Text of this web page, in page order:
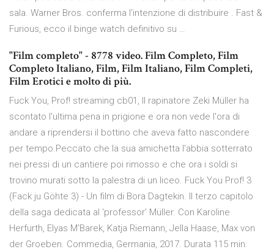
sala. Warner Bros. conferma l'intenzione di distribuire . Fast &
Furious, ecco il binge watch definitivo su …
"Film completo" - 8778 video. Film Completo, Film
Completo Italiano, Film, Film Italiano, Film Completi,
Film Erotici e molto di più.
Fuck You, Prof! streaming cb01, Il rapinatore Zeki Müller ha
scontato l'ultima pena in prigione e ora non vede l'ora di
andare a riprendersi il bottino che aveva fatto nascondere
per tempo.Peccato che la sua amichetta l'abbia sotterrato
nei pressi di un cantiere poi rimosso e che ora i soldi si
trovino murati sotto la palestra di un liceo. Fuck You Prof! 3
(Fack ju Göhte 3) - Un film di Bora Dagtekin. Il terzo capitolo
della saga dedicata al 'professor' Müller. Con Karoline
Herfurth, Elyas M'Barek, Katja Riemann, Jella Haase, Max von
der Groeben. Commedia, Germania, 2017. Durata 115 min.